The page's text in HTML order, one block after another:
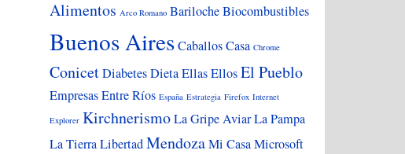
Alimentos Arco Romano BarilocheBiocombustibles
Buenos AiresCaballosCasa Chrome
ConicetDiabetesDietaEllasEllosEl Pueblo
EmpresasEntre Ríos España Estrategia Firefox Internet
Explorer KirchnerismoLa Gripe AviarLa Pampa
La TierraLibertadMendozaMi CasaMicrosoft